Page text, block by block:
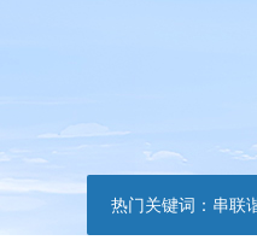
热门关键词： 串联